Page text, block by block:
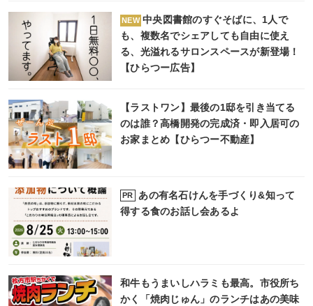
NEW 中央図書館のすぐそばに、1人で
も、複数名でシェアしても自由に使え
る、光溢れるサロンスペースが新登場！
【ひらつー広告】
【ラストワン】最後の1邸を引き当てる
のは誰？高橋開発の完成済・即入居可の
お家まとめ【ひらつー不動産】
PR
あの有名石けんを手づくり&知って
得する食のお話し会あるよ
和牛もうまいしハラミも最高。市役所ち
かく「焼肉じゅん」のランチはあの美味